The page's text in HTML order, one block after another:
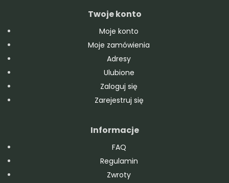
Twoje konto
Moje konto
Moje zamówienia
Adresy
Ulubione
Zaloguj się
Zarejestruj się
Informacje
FAQ
Regulamin
Zwroty